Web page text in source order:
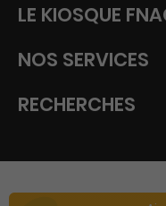
LE KIOSQUE
NOS SERVICES
RECHERCHES